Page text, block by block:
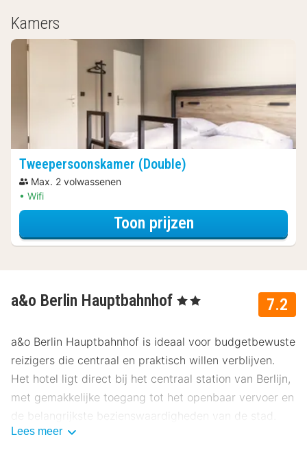
Kamers
Tweepersoonskamer (Double)
Max. 2 volwassenen
Wifi
Toon prijzenvoor
7.2
a&o Berlin Hauptbahnhof , 2 Sterren
a&o Berlin Hauptbahnhof is ideaal voor budgetbewuste
reizigers die centraal en praktisch willen verblijven.
Het hotel ligt direct bij het centraal station van Berlijn,
met gemakkelijke toegang tot het openbaar vervoer en
de belangrijkste bezienswaardigheden van de stad.
Onze gasten beoordelen dit hotel gemiddeld met een
Lees meer